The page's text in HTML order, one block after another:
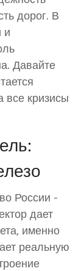
дорог. В
и
Давайте
все кризисы
России -
дает
именно
реальную